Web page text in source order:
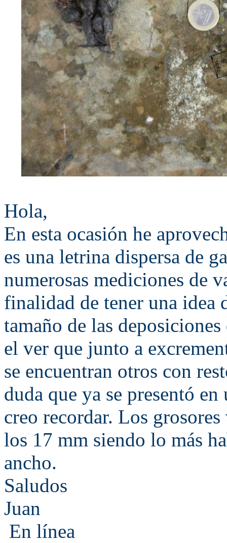
Hola,
En esta ocasión he
es una letrina dispersa de
numerosas mediciones de
finalidad de tener una idea
tamaño de las
el ver que junto a
se encuentran otros con
duda que ya se presentó
creo recordar. Los
los 17 mm siendo lo más
ancho.
Saludos
Juan
En línea